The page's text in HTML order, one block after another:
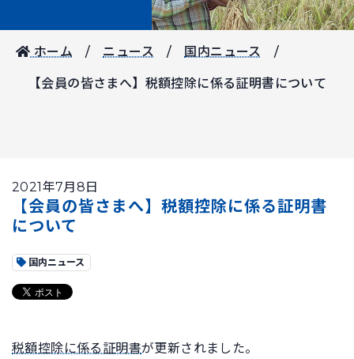
ホーム ニュース 国内ニュース
【会員の皆さまへ】税額控除に係る証明書について
2021年7月8日
【会員の皆さまへ】税額控除に係る証明書
について
国内ニュース
税額控除に係る証明書が更新されました。